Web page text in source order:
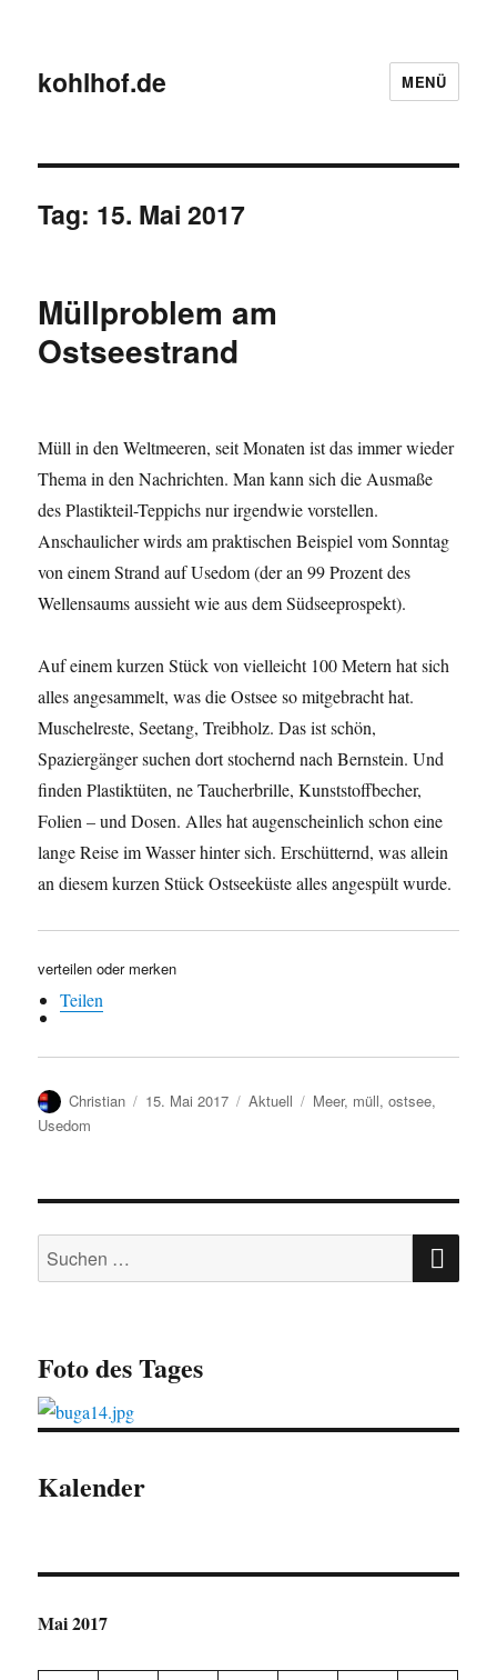
kohlhof.de MENÜ
Tag: 15. Mai 2017
Müllproblem am
Ostseestrand
Müll in den Weltmeeren, seit Monaten ist das immer wieder
Thema in den Nachrichten. Man kann sich die Ausmaße
des Plastikteil-Teppichs nur irgendwie vorstellen.
Anschaulicher wirds am praktischen Beispiel vom Sonntag
von einem Strand auf Usedom (der an 99 Prozent des
Wellensaums aussieht wie aus dem Südseeprospekt).
Auf einem kurzen Stück von vielleicht 100 Metern hat sich
alles angesammelt, was die Ostsee so mitgebracht hat.
Muschelreste, Seetang, Treibholz. Das ist schön,
Spaziergänger suchen dort stochernd nach Bernstein. Und
finden Plastiktüten, ne Taucherbrille, Kunststoffbecher,
Folien – und Dosen. Alles hat augenscheinlich schon eine
lange Reise im Wasser hinter sich. Erschütternd, was allein
an diesem kurzen Stück Ostseeküste alles angespült wurde.
verteilen oder merken
Teilen
Autor
Christian
Veröffentlicht
15. Mai 2017 Kategorien
Aktuell Schlagwörter
Meer, müll,ostsee,
Usedom
Suchen
nach:
Foto des Tages
Kalender
Mai 2017